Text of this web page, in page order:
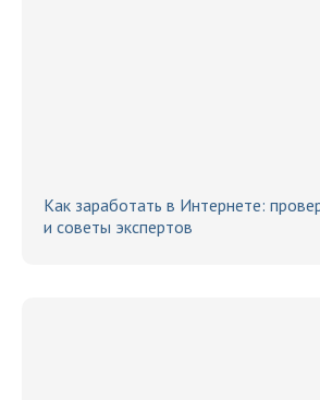
Как заработать в Интернете:
и советы экспертов